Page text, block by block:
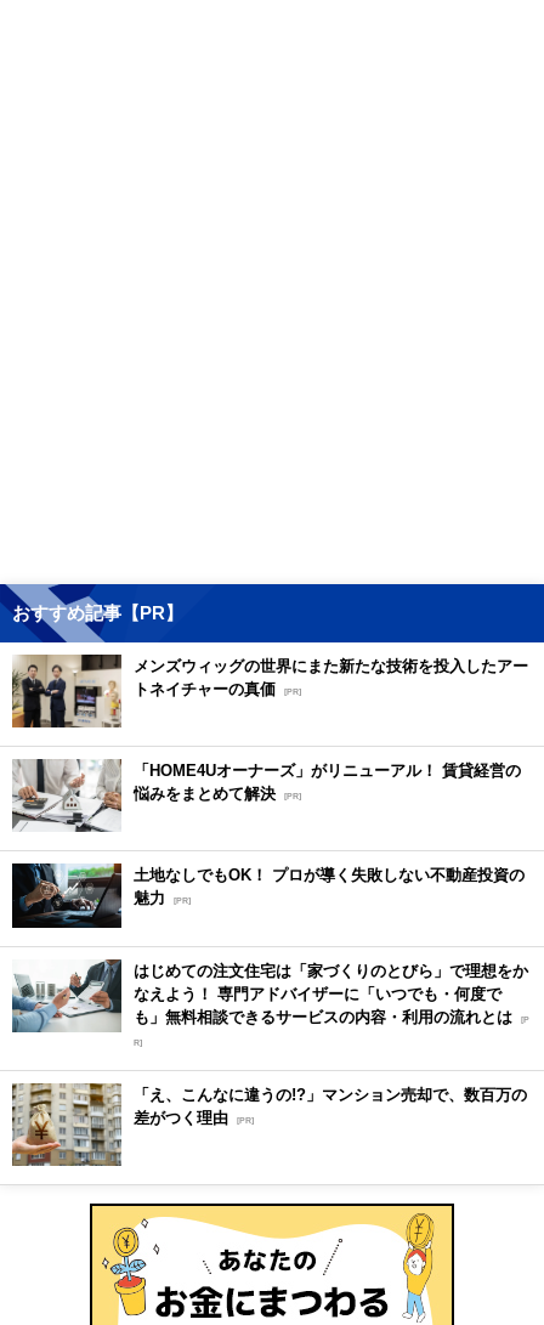
おすすめ記事【PR】
メンズウィッグの世界にまた新たな技術を投入したアー
トネイチャーの真価 [PR]
「HOME4Uオーナーズ」がリニューアル！ 賃貸経営の
悩みをまとめて解決 [PR]
土地なしでもOK！ プロが導く失敗しない不動産投資の
魅力
[PR]
はじめての注文住宅は「家づくりのとびら」で理想をか
なえよう！ 専門アドバイザーに「いつでも・何度で
も」無料相談できるサービスの内容・利用の流れとは [P
R]
「え、こんなに違うの!?」マンション売却で、数百万の
差がつく理由 [PR]